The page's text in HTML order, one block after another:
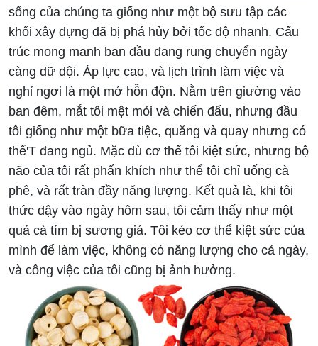
sống của chúng ta giống như một bộ sưu tập các
khối xây dựng đã bị phá hủy bởi tốc độ nhanh. Cấu
trúc mong manh ban đầu đang rung chuyển ngày
càng dữ dội. Áp lực cao, và lịch trình làm việc và
nghỉ ngơi là một mớ hỗn độn. Nằm trên giường vào
ban đêm, mắt tôi mệt mỏi và chiến đấu, nhưng đầu
tôi giống như một bữa tiệc, quăng và quay nhưng có
thể'T đang ngủ. Mặc dù cơ thể tôi kiệt sức, nhưng bộ
não của tôi rất phấn khích như thể tôi chỉ uống cà
phê, và rất tràn đầy năng lượng. Kết quả là, khi tôi
thức dậy vào ngày hôm sau, tôi cảm thấy như một
quả cà tím bị sương giá. Tôi kéo cơ thể kiệt sức của
mình để làm việc, không có năng lượng cho cả ngày,
và công việc của tôi cũng bị ảnh hưởng.